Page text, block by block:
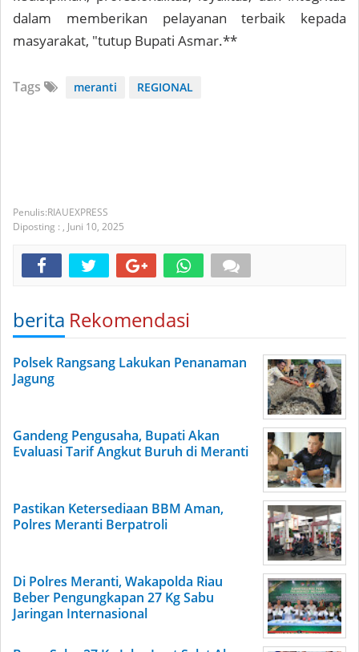
dalam memberikan pelayanan terbaik kepada
masyarakat, "tutup Bupati Asmar.**
Tags meranti REGIONAL
RIAUEXPRESS
Diposting : , Juni 10, 2025
berita Rekomendasi
Polsek Rangsang Lakukan Penanaman
Jagung
Gandeng Pengusaha, Bupati Akan
Evaluasi Tarif Angkut Buruh di Meranti
Pastikan Ketersediaan BBM Aman,
Polres Meranti Berpatroli
Di Polres Meranti, Wakapolda Riau
Beber Pengungkapan 27 Kg Sabu
Jaringan Internasional